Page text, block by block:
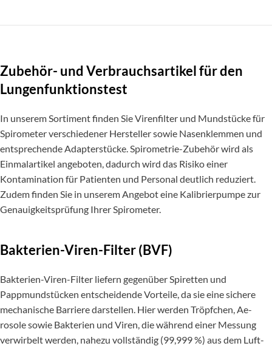
Zubehör- und Verbrauchsartikel für den
Lungenfunktionstest
In unserem Sortiment finden Sie Virenfilter und Mundstücke für
Spirometer verschiedener Hersteller sowie Nasenklemmen und
entsprechende Adapterstücke. Spirometrie-Zubehör wird als
Einmalartikel angeboten, dadurch wird das Risiko einer
Kontamination für Patienten und Personal deutlich reduziert.
Zudem finden Sie in unserem Angebot eine Kalibrierpumpe zur
Genauigkeitsprüfung Ihrer Spirometer.
Bakterien-Viren-Filter (BVF)
Bakte­ri­en-Viren-Fil­ter liefern gegenüber Spiret­ten und
Pappmund­stücken ent­schei­den­de Vor­teile, da sie ei­ne si­che­re
mechani­sche Barrie­re dar­stel­len. Hier werden Tröpfchen, Ae­
rosole sowie Bakte­ri­en und Viren, die wäh­rend ei­ner Messung
verwirbelt wer­den, nahezu vollständig (99,999 %) aus dem Luft­